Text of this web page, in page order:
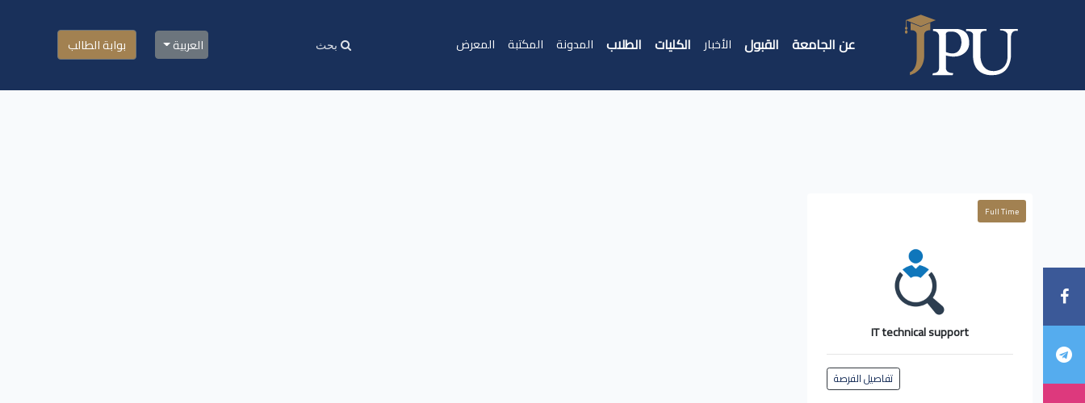
عن الجامعة القبول الأخبار الكليات الطلاب المدونة المكتبة المعرض العربية بوابة الطالب
Full Time
IT technical support
تفاصيل الفرصة